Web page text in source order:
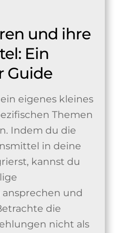
und ihre
Ein
Guide
eigenes kleines
Themen
Indem du die
in deine
kannst du
und
die
nicht als